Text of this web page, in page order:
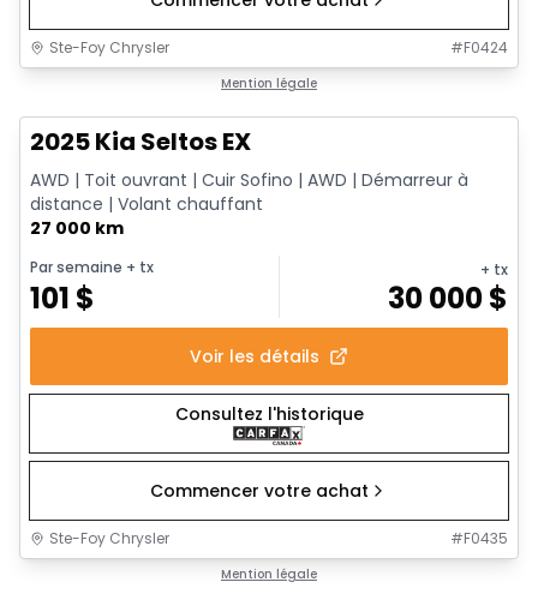
Ste-Foy Chrysler #F0424
Mention légale
2025 Kia Seltos EX
AWD | Toit ouvrant | Cuir Sofino | AWD | Démarreur à
distance | Volant chauffant
27 000 km
Par semaine + tx
101 $
+ tx
30 000$
Voir les détails
Consultez l'historique
Commencer votre achat
Ste-Foy Chrysler #F0435
Mention légale